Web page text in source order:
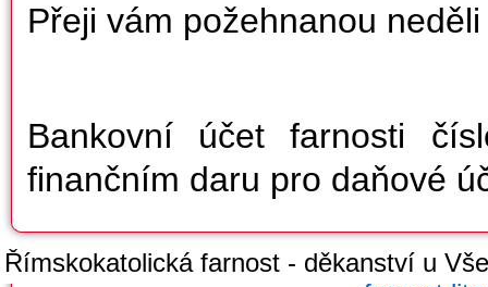
Přeji vám požehnanou
Bankovní účet farnosti
finančním daru pro daňové
Římskokatolická farnost - děkanství u